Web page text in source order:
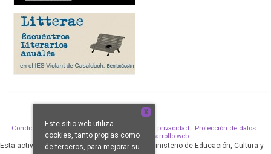
Condiciones de venta Aviso legal Política de privacidad
Protección de datos
Política de Cookies
Desarrollo web
Esta actividad ha sido subvencionada por el Ministerio de Educación, Cultura y
X
Este sitio web utiliza
cookies, tanto propias como
de terceros, para mejorar su